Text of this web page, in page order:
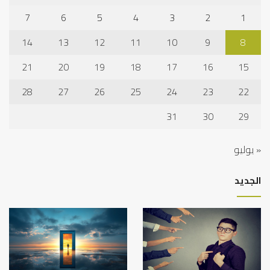
1
2
3
4
5
6
7
8
9
10
11
12
13
14
15
16
17
18
19
20
21
22
23
24
25
26
27
28
29
30
31
« يوليو
الجديد